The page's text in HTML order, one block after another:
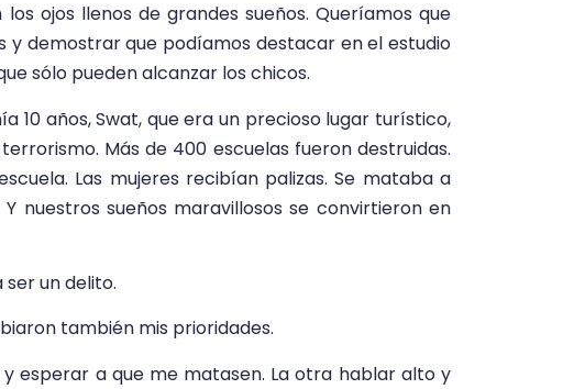
ojos llenos de grandes sueños. Queríamos que
y demostrar que podíamos destacar en el estudio
sólo pueden alcanzar los chicos.
10 años, Swat, que era un precioso lugar turístico,
Más de 400 escuelas fueron destruidas.
Las mujeres recibían palizas. Se mataba a
nuestros sueños maravillosos se convirtieron en
un delito.
también mis prioridades.
esperar a que me matasen. La otra hablar alto y